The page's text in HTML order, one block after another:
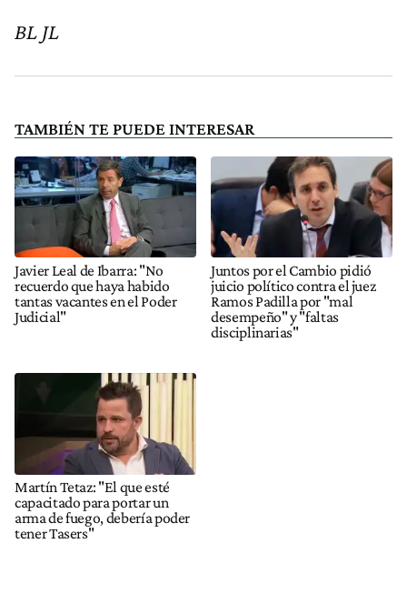
BL JL
TAMBIÉN TE PUEDE INTERESAR
Javier Leal de Ibarra: "No
recuerdo que haya habido
tantas vacantes en el Poder
Judicial"
Juntos por el Cambio pidió
juicio político contra el juez
Ramos Padilla por "mal
desempeño" y "faltas
disciplinarias"
Martín Tetaz: "El que esté
capacitado para portar un
arma de fuego, debería poder
tener Tasers"